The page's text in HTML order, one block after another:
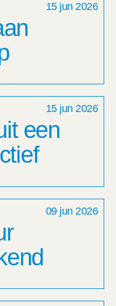
15 jun 2026
15 jun 2026
een
09 jun 2026